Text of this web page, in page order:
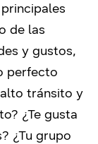
de las
y gustos,
perfecto
alto tránsito y
¿Te gusta
¿Tu grupo